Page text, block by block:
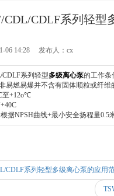
CDL/CDLF系列轻型
06 14:28 发布人：cx
系列轻型多级离心泵的工作条
易燃易爆并不含有固体顺粒或纤维
至+12o℃
据NPSH曲线+最小安全扬程量0.5
CDLF系列轻型多级离心泵的应用